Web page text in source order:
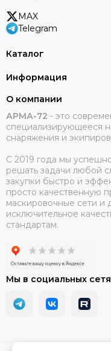
MAX
Telegram
Каталог
Информация
О компании
АРМА-72 - это
специализирующееся
снаряжения и
С 2019 года мы
решать задачи любой
закупки быстро и
просто качественную
маскировочные сети и
исключительное
стандартам.
Мы в социальных